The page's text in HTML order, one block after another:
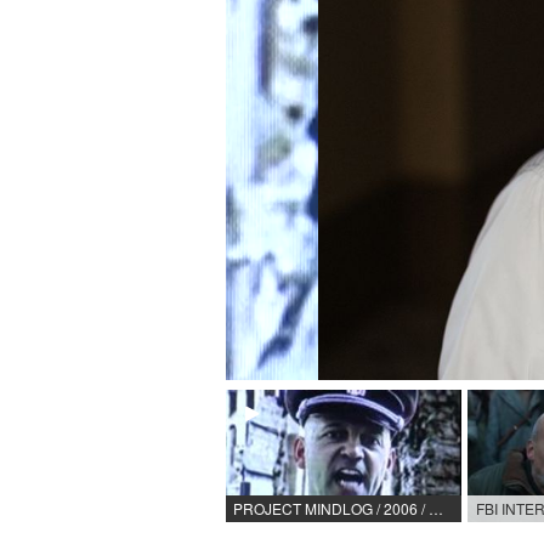
PROJECT MINDLOG / 2006 / Rolle: Degenhart / HR / R: Steffen Kaminski / DVD